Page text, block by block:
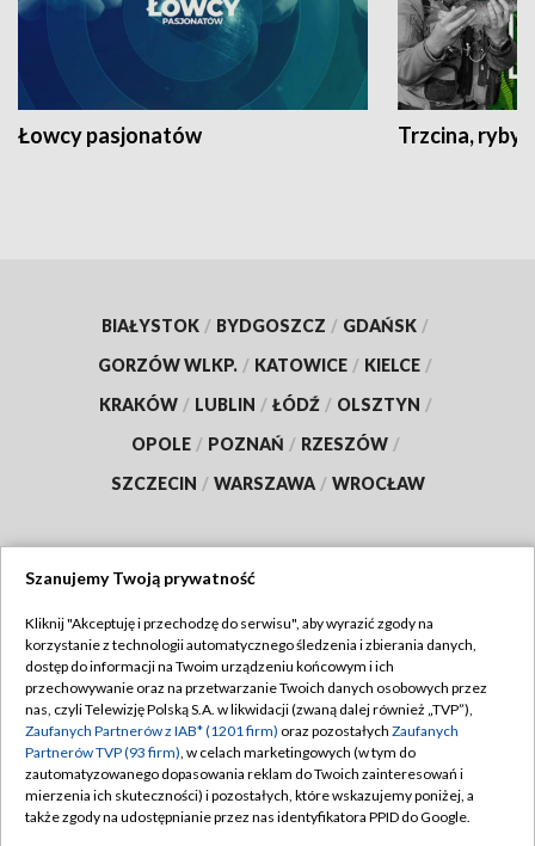
Łowcy pasjonatów Trzcina, ryby
BIAŁYSTOK / BYDGOSZCZ / GDAŃSK /
GORZÓW WLKP. / KATOWICE / KIELCE /
KRAKÓW / LUBLIN / ŁÓDŹ / OLSZTYN /
OPOLE / POZNAŃ / RZESZÓW /
SZCZECIN / WARSZAWA / WROCŁAW
TVP
Abonament TVP
Emisja w TVP
Centrum informacji TVP
Naziemna Telewizja Cyfrowa
Regulamin TVP
Polityka prywatności
Moje zgody
Pomoc
Szanujemy Twoją prywatność
Kliknij "Akceptuję i przechodzę do serwisu", aby wyrazić zgody na
korzystanie z technologii automatycznego śledzenia i zbierania danych,
dostęp do informacji na Twoim urządzeniu końcowym i ich
przechowywanie oraz na przetwarzanie Twoich danych osobowych przez
nas, czyli Telewizję Polską S.A. w likwidacji (zwaną dalej również „TVP”),
Zaufanych Partnerów z IAB* (1201 firm) oraz pozostałych Zaufanych
Partnerów TVP (93 firm), w celach marketingowych (w tym do
zautomatyzowanego dopasowania reklam do Twoich zainteresowań i
mierzenia ich skuteczności) i pozostałych, które wskazujemy poniżej, a
także zgody na udostępnianie przez nas identyfikatora PPID do Google.